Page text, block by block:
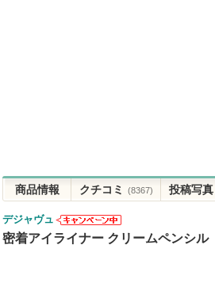
商品情報 クチコミ (8367) 投稿写
デジャヴュ
デジャヴュか
密着アイライナー クリームペンシル